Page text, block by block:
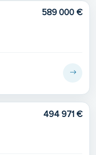
589 000 €
494 971 €